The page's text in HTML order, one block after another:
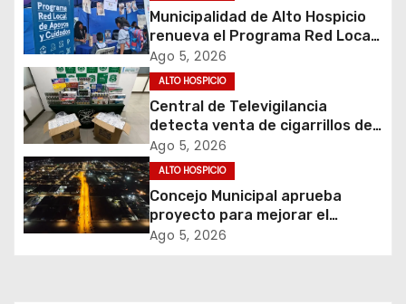
i
ó
n
d
e
e
Municipalidad de Alto Hospicio
renueva el Programa Red Local
de Apoyos y Cuidados
Ago 5, 2026
ALTO HOSPICIO
Central de Televigilancia
detecta venta de cigarrillos de
contrabando y permite
incautación de más de 3 mil
cajetillas
Ago 5, 2026
ALTO HOSPICIO
Concejo Municipal aprueba
proyecto para mejorar el
alumbrado público del sector El
Ago 5, 2026